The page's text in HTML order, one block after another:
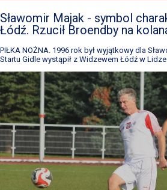
Sławomir Majak - symbol
Łódź. Rzucił Broendby na
PIŁKA NOŻNA. 1996 rok był wyjątkowy dla
Startu Gidle wystąpił z Widzewem Łódź w